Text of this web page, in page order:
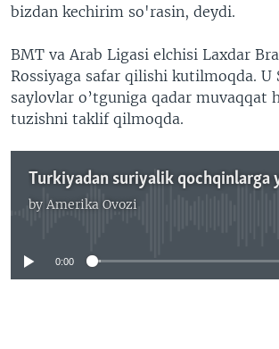
bizdan kechirim so'rasin, deydi.
BMT va Arab Ligasi elchisi Laxdar
Rossiyaga safar qilishi kutilmoqda. U
saylovlar o’tguniga qadar muvaqqat
tuzishni taklif qilmoqda.
by Amerika Ovozi
No media source currently
0:00